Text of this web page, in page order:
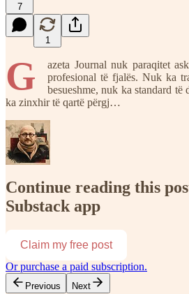
7
1
G
azeta Journal nuk paraqitet
profesional të fjalës. Nuk ka
besueshme, nuk ka standard
ka zinxhir të qartë përgj…
Continue reading this
Substack app
Claim my free post
Or purchase a paid subscription.
Previous Next